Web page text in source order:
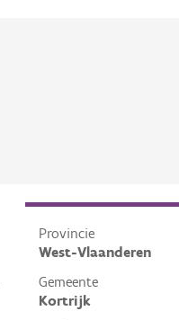
Provincie
West-Vlaanderen
Gemeente
Kortrijk